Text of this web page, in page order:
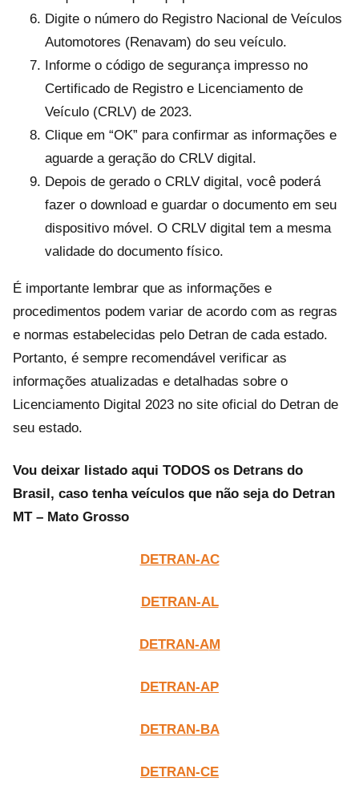
Digite o número do Registro Nacional de Veículos
Automotores (Renavam) do seu veículo.
Informe o código de segurança impresso no
Certificado de Registro e Licenciamento de
Veículo (CRLV) de 2023.
Clique em “OK” para confirmar as informações e
aguarde a geração do CRLV digital.
Depois de gerado o CRLV digital, você poderá
fazer o download e guardar o documento em seu
dispositivo móvel. O CRLV digital tem a mesma
validade do documento físico.
É importante lembrar que as informações e
procedimentos podem variar de acordo com as regras
e normas estabelecidas pelo Detran de cada estado.
Portanto, é sempre recomendável verificar as
informações atualizadas e detalhadas sobre o
Licenciamento Digital 2023 no site oficial do Detran de
seu estado.
Vou deixar listado aqui TODOS os Detrans do
Brasil, caso tenha veículos que não seja do Detran
MT – Mato Grosso
DETRAN-AC
DETRAN-AL
DETRAN-AM
DETRAN-AP
DETRAN-BA
DETRAN-CE